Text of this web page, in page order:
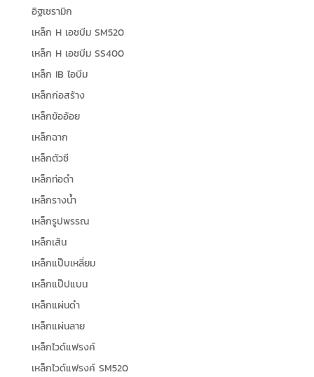
อิฐเซรามิก
เหล็ก H เอชบีม SM520
เหล็ก H เอชบีม SS400
เหล็ก IB ไอบีม
เหล็กก่อสร้าง
เหล็กข้ออ้อย
เหล็กฉาก
เหล็กตัวซี
เหล็กท่อดำ
เหล็กรางน้ำ
เหล็กรูปพรรณ
เหล็กเส้น
เหล็กแป๊บเหลี่ยม
เหล็กแป๊ปแบน
เหล็กแผ่นดำ
เหล็กแผ่นลาย
เหล็กไวด์แฟรงค์
เหล็กไวด์แฟรงค์ SM520